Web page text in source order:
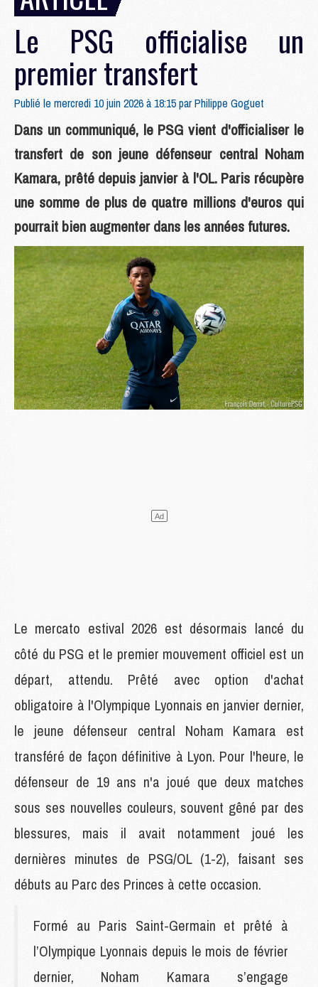
Le PSG officialise un
premier transfert
Publié le mercredi 10 juin 2026 à 18:15 parPhilippe Goguet
Dans un communiqué, le PSG vient d'officialiser le
transfert de son jeune défenseur central Noham
Kamara, prêté depuis janvier à l'OL. Paris récupère
une somme de plus de quatre millions d'euros qui
pourrait bien augmenter dans les années futures.
Le mercato estival 2026 est désormais lancé du
côté du PSG et le premier mouvement officiel est un
départ, attendu. Prêté avec option d'achat
obligatoire à l'Olympique Lyonnais en janvier dernier,
le jeune défenseur central Noham Kamara est
transféré de façon définitive à Lyon. Pour l'heure, le
défenseur de 19 ans n'a joué que deux matches
sous ses nouvelles couleurs, souvent gêné par des
blessures, mais il avait notamment joué les
dernières minutes de PSG/OL (1-2), faisant ses
débuts au Parc des Princes à cette occasion.
Formé au Paris Saint-Germain et prêté à
l’Olympique Lyonnais depuis le mois de février
dernier, Noham Kamara s’engage